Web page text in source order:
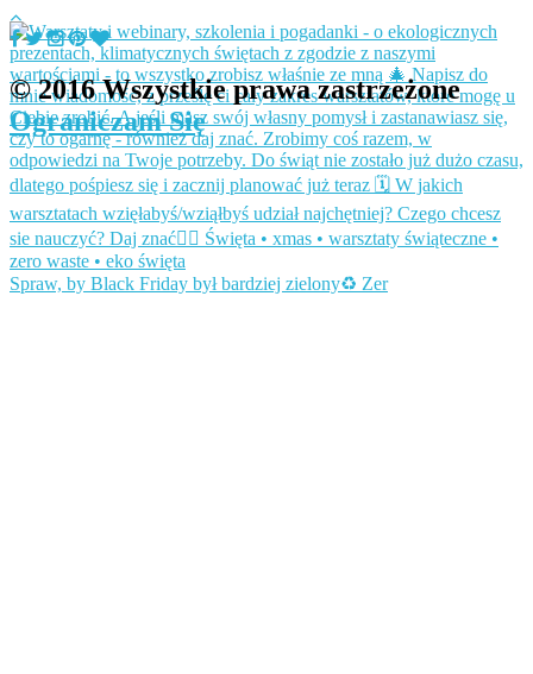
Spraw, by Black Friday był bardziej zielony♻️ Zer
© 2016 Wszystkie prawa zastrzeżone
Ograniczam Się